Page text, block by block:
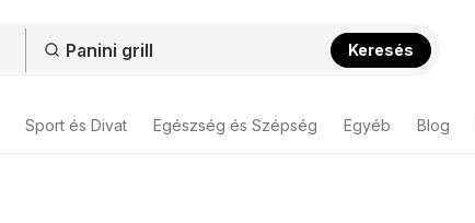
Keresés
Sport és Divat Egészség és Szépség Egyéb Blog